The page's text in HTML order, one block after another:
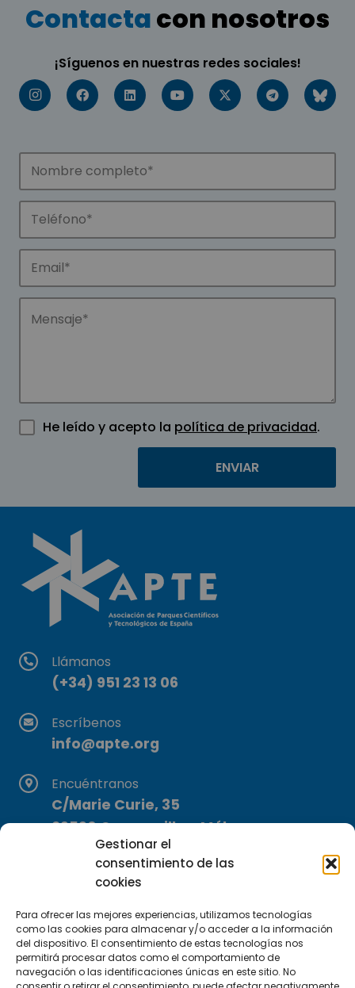
Gestionar el
consentimiento de las
cookies
Para ofrecer las mejores experiencias, utilizamos tecnologías
como las cookies para almacenar y/o acceder a la información
del dispositivo. El consentimiento de estas tecnologías nos
permitirá procesar datos como el comportamiento de
navegación o las identificaciones únicas en este sitio. No
Contactacon nosotros
¡Síguenos en nuestras redes sociales!
He leído y acepto la política de privacidad.
Llámanos
(+34) 951 23 13 06
Escríbenos
info@apte.org
Encuéntranos
C/Marie Curie, 35
29590 Campanillas, Málaga
Suscríbete a nuestra Newsletter